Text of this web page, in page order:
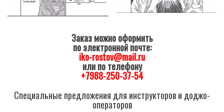
Заказ можно оформить
по электронной почте:
iko-rostov@mail.ru
или по телефону
+7988-250-37-54
Специальные предложения для инструкторов и доджо-
операторов